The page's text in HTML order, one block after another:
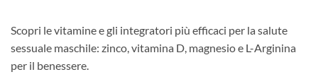
Scopri le vitamine e gli integratori più efficaci per la salute
sessuale maschile: zinco, vitamina D, magnesio e L-Arginina
per il benessere.